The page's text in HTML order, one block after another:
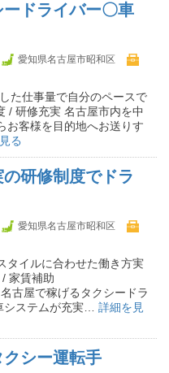
ドライバー〇車
愛知県名古屋市昭和区
た仕事量で自分のペースで
/ 研修充実 名古屋市内を中
お客様を目的地へお送りす
る
研修制度でドラ
愛知県名古屋市昭和区
イルに合わせた働き方実
家賃補助
屋で稼げるタクシードラ
ステムが充実… 詳細を見
シー運転手